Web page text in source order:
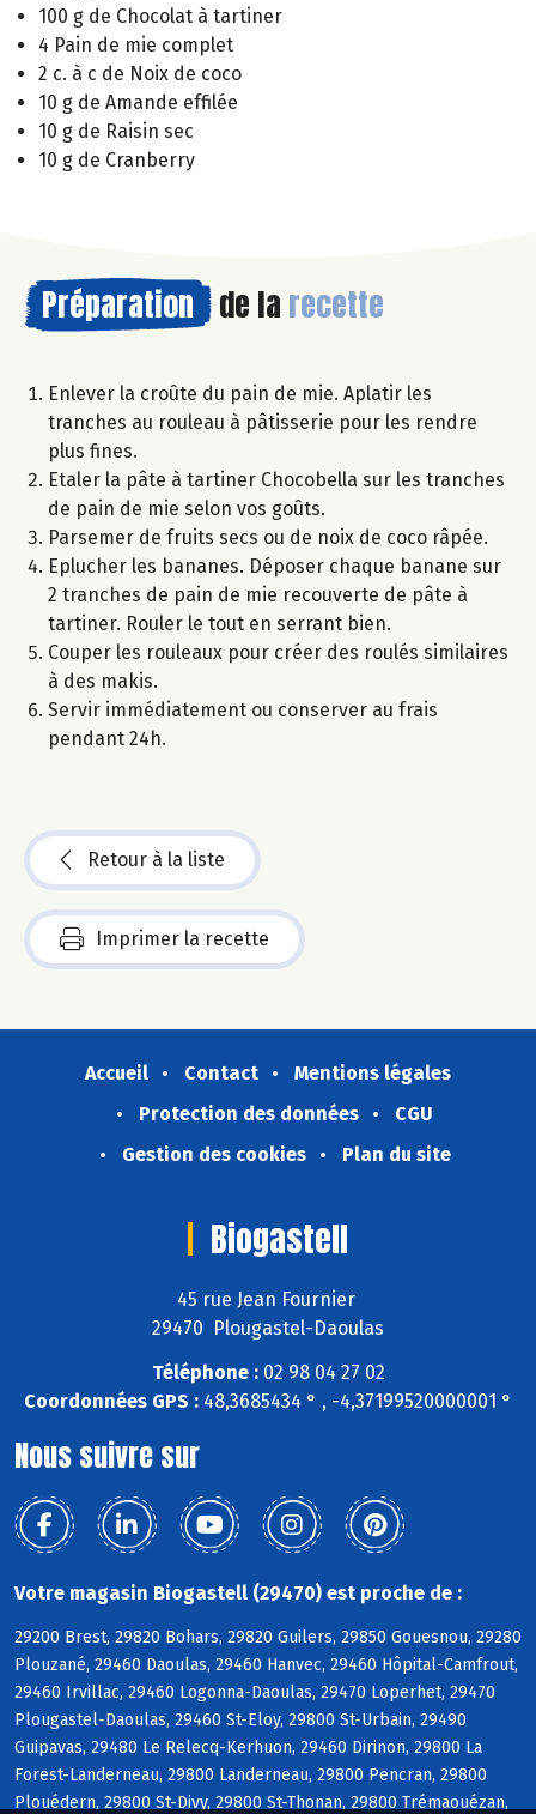
100 g de Chocolat à tartiner
4 Pain de mie complet
2 c. à c de Noix de coco
10 g de Amande effilée
10 g de Raisin sec
10 g de Cranberry
Préparation de la recette
Enlever la croûte du pain de mie. Aplatir les
tranches au rouleau à pâtisserie pour les rendre
plus fines.
Etaler la pâte à tartiner Chocobella sur les tranches
de pain de mie selon vos goûts.
Parsemer de fruits secs ou de noix de coco râpée.
Eplucher les bananes. Déposer chaque banane sur
2 tranches de pain de mie recouverte de pâte à
tartiner. Rouler le tout en serrant bien.
Couper les rouleaux pour créer des roulés similaires
à des makis.
Servir immédiatement ou conserver au frais
pendant 24h.
Retour à la liste
Imprimer la recette
Accueil Contact
Mentions légales
Protection des données
CGU
Gestion des cookies
Plan du site
Biogastell
45 rue Jean Fournier
29470 Plougastel-Daoulas
Téléphone :02 98 04 27 02
Coordonnées GPS : 48,3685434 ° , -4,37199520000001 °
Nous suivre sur
Votre magasin Biogastell (29470) est proche de :
29200 Brest, 29820 Bohars, 29820 Guilers, 29850 Gouesnou, 29280
Plouzané, 29460 Daoulas, 29460 Hanvec, 29460 Hôpital-Camfrout,
29460 Irvillac, 29460 Logonna-Daoulas, 29470 Loperhet, 29470
Plougastel-Daoulas, 29460 St-Eloy, 29800 St-Urbain, 29490
Guipavas, 29480 Le Relecq-Kerhuon, 29460 Dirinon, 29800 La
Forest-Landerneau, 29800 Landerneau, 29800 Pencran, 29800
Plouédern, 29800 St-Divy, 29800 St-Thonan, 29800 Trémaouézan,